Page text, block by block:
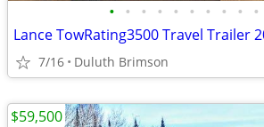
• • • • • • • • • •
Lance TowRating3500 Travel Trailer
7/16 Duluth Brimson
$59,500